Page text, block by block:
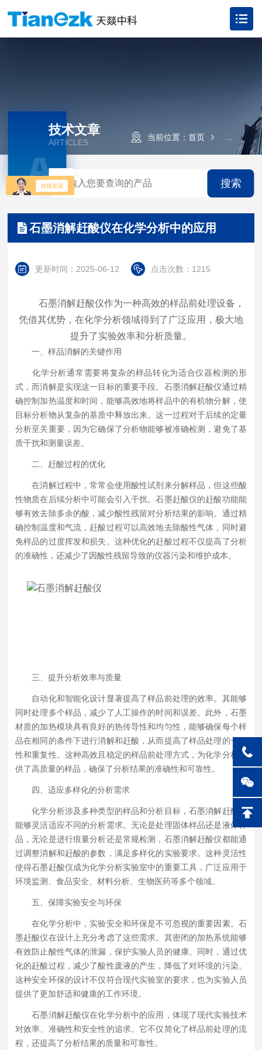
当前位置： 首页 技术文章
A
技术文章
ARTICLES
搜索
石墨消解赶酸仪在化学分析中的应用
更新时间：2025-06-12 点击次数：1215
石墨消解赶酸仪作为一种高效的样品前处理设备，
凭借其优势，在化学分析领域得到了广泛应用，极大地
提升了实验效率和分析质量。
一、样品消解的关键作用
化学分析通常需要将复杂的样品转化为适合仪器检测的形
式，而消解是实现这一目标的重要手段。石墨消解赶酸仪通过精
确控制加热温度和时间，能够高效地将样品中的有机物分解，使
目标分析物从复杂的基质中释放出来。这一过程对于后续的定量
分析至关重要，因为它确保了分析物能够被准确检测，避免了基
质干扰和测量误差。
二、赶酸过程的优化
在消解过程中，常常会使用酸性试剂来分解样品，但这些酸
性物质在后续分析中可能会引入干扰。石墨赶酸仪的赶酸功能能
够有效去除多余的酸，减少酸性残留对分析结果的影响。通过精
确控制温度和气流，赶酸过程可以高效地去除酸性气体，同时避
免样品的过度挥发和损失。这种优化的赶酸过程不仅提高了分析
的准确性，还减少了因酸性残留导致的仪器污染和维护成本。
三、提升分析效率与质量
自动化和智能化设计显著提高了样品前处理的效率。其能够
同时处理多个样品，减少了人工操作的时间和误差。此外，石墨
材质的加热模块具有良好的热传导性和均匀性，能够确保每个样
品在相同的条件下进行消解和赶酸，从而提高了样品处理的一致
性和重复性。这种高效且稳定的样品前处理方式，为化学分析提
供了高质量的样品，确保了分析结果的准确性和可靠性。
四、适应多样化的分析需求
化学分析涉及多种类型的样品和分析目标，石墨消解赶酸仪
能够灵活适应不同的分析需求。无论是处理固体样品还是液体样
品，无论是进行痕量分析还是常规检测，石墨消解赶酸仪都能通
过调整消解和赶酸的参数，满足多样化的实验要求。这种灵活性
使得石墨赶酸仪成为化学分析实验室中的重要工具，广泛应用于
环境监测、食品安全、材料分析、生物医药等多个领域。
五、保障实验安全与环保
在化学分析中，实验安全和环保是不可忽视的重要因素。石
墨赶酸仪在设计上充分考虑了这些需求。其密闭的加热系统能够
有效防止酸性气体的泄漏，保护实验人员的健康。同时，通过优
化的赶酸过程，减少了酸性废液的产生，降低了对环境的污染。
这种安全环保的设计不仅符合现代实验室的要求，也为实验人员
提供了更加舒适和健康的工作环境。
石墨消解赶酸仪在化学分析中的应用，体现了现代实验技术
对效率、准确性和安全性的追求。它不仅简化了样品前处理的流
程，还提高了分析结果的质量和可靠性。